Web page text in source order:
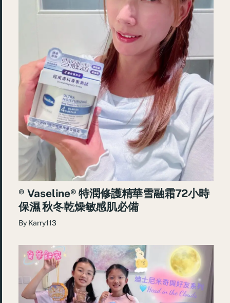
® Vaseline® 特潤修護精華雪融霜72小時
保濕 秋冬乾燥敏感肌必備
By Karry113